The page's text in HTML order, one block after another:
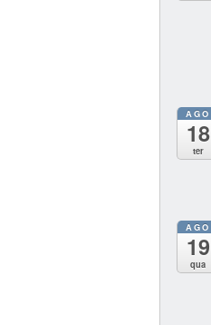
AGO
18
ter
AGO
19
qua